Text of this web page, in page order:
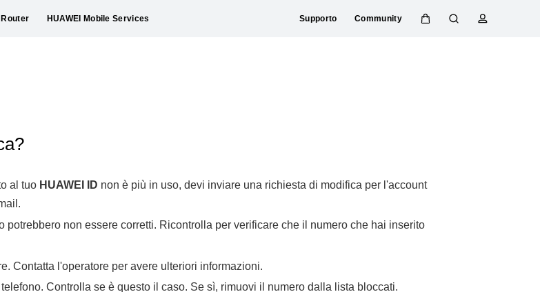
Router HUAWEI Mobile Services Supporto Community
C
R
p
al tuo HUAWEI ID non è più in uso, devi inviare una richiesta di modifica per l'account
potrebbero non essere corretti. Ricontrolla per verificare che il numero che hai inserito
Contatta l'operatore per avere ulteriori informazioni.
Controlla se è questo il caso. Se sì, rimuovi il numero dalla lista bloccati.